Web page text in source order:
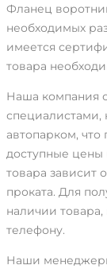
Фланец
необходимых
имеется
товара
Наша компания
специалистами,
автопарком, что
доступные цены
товара зависит
проката. Для
наличии товара,
телефону.
Наши